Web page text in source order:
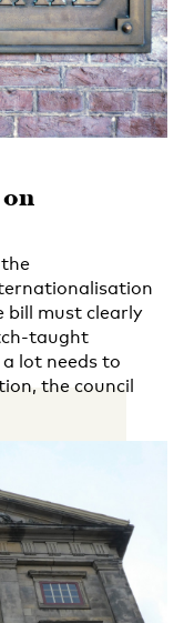
bill must clearly
taught
lot needs to
the council